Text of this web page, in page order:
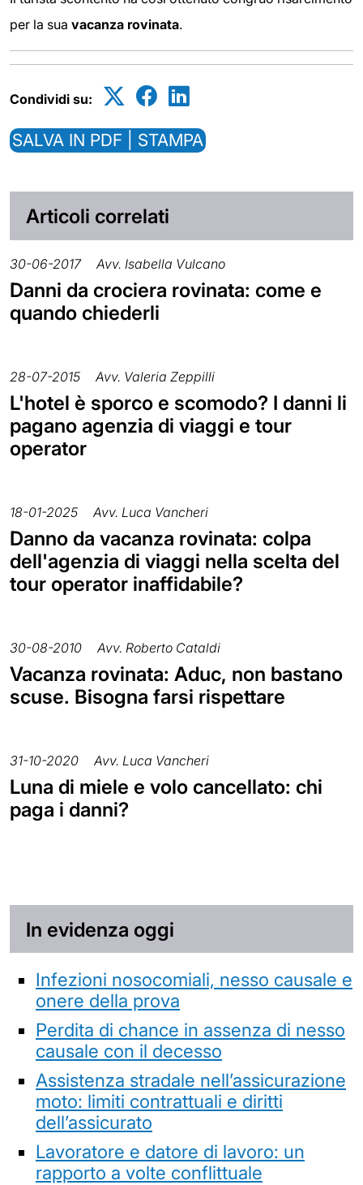
per la sua vacanza rovinata.
Condividi su:
SALVA IN PDF | STAMPA
Articoli correlati
30-06-2017 Avv. Isabella Vulcano
Danni da crociera rovinata: come e
quando chiederli
28-07-2015 Avv. Valeria Zeppilli
L'hotel è sporco e scomodo? I danni li
pagano agenzia di viaggi e tour
operator
18-01-2025 Avv. Luca Vancheri
Danno da vacanza rovinata: colpa
dell'agenzia di viaggi nella scelta del
tour operator inaffidabile?
30-08-2010 Avv. Roberto Cataldi
Vacanza rovinata: Aduc, non bastano
scuse. Bisogna farsi rispettare
31-10-2020 Avv. Luca Vancheri
Luna di miele e volo cancellato: chi
paga i danni?
In evidenza oggi
Infezioni nosocomiali, nesso causale e
onere della prova
Perdita di chance in assenza di nesso
causale con il decesso
Assistenza stradale nell’assicurazione
moto: limiti contrattuali e diritti
dell’assicurato
Lavoratore e datore di lavoro: un
rapporto a volte conflittuale